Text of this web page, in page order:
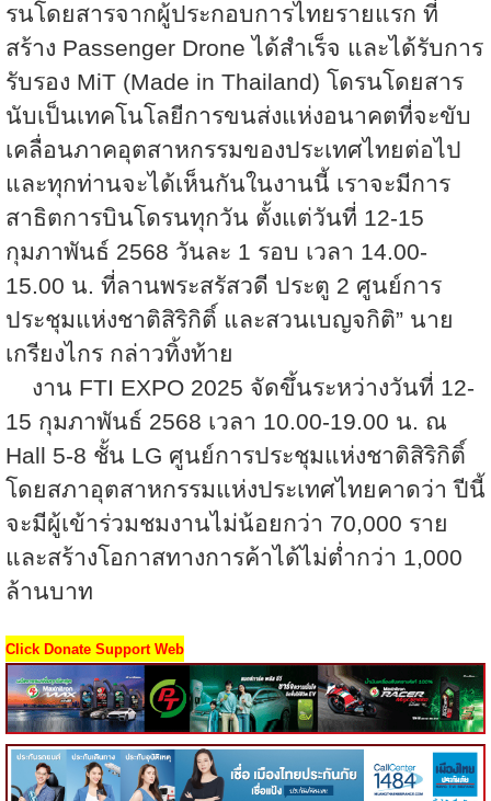
รนโดยสารจากผู้ประกอบการไทยรายแรก ที่
สร้าง Passenger Drone ได้สำเร็จ และได้รับการ
รับรอง MiT (Made in Thailand) โดรนโดยสาร
นับเป็นเทคโนโลยีการขนส่งแห่งอนาคตที่จะขับ
เคลื่อนภาคอุตสาหกรรมของประเทศไทยต่อไป
และทุกท่านจะได้เห็นกันในงานนี้ เราจะมีการ
สาธิตการบินโดรนทุกวัน ตั้งแต่วันที่ 12-15
กุมภาพันธ์ 2568 วันละ 1 รอบ เวลา 14.00-
15.00 น. ที่ลานพระสรัสวดี ประตู 2 ศูนย์การ
ประชุมแห่งชาติสิริกิติ์ และสวนเบญจกิติ” นาย
เกรียงไกร กล่าวทิ้งท้าย
งาน FTI EXPO 2025 จัดขึ้นระหว่างวันที่ 12-
15 กุมภาพันธ์ 2568 เวลา 10.00-19.00 น. ณ
Hall 5-8 ชั้น LG ศูนย์การประชุมแห่งชาติสิริกิติ์
โดยสภาอุตสาหกรรมแห่งประเทศไทยคาดว่า ปีนี้
จะมีผู้เข้าร่วมชมงานไม่น้อยกว่า 70,000 ราย
และสร้างโอกาสทางการค้าได้ไม่ต่ำกว่า 1,000
ล้านบาท
Click Donate Support Web